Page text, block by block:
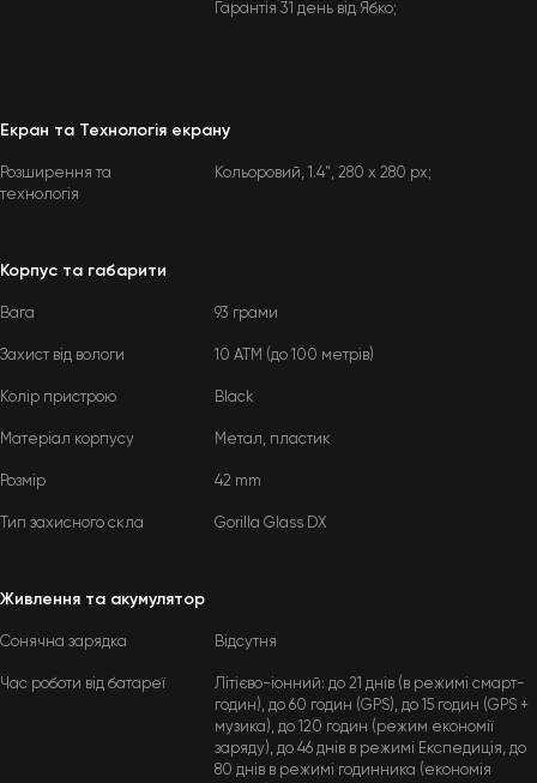
Гарантія 31 день від Ябко;
Екран та Технологія екрану
Розширення та
технологія
Кольоровий, 1.4", 280 x 280 px;
Корпус та габарити
Вага 93 грами
Захист від вологи 10 ATM (до 100 метрів)
Колір пристрою Black
Матеріал корпусу Метал, пластик
Розмір 42 mm
Тип захисного скла Gorilla Glass DX
Живлення та акумулятор
Сонячна зарядка Відсутня
Час роботи від батареї
Літієво-іонний: до 21 днів (в режимі смарт-
годин), до 60 годин (GPS), до 15 годин (GPS +
музика), до 120 годин (режим економії
заряду), до 46 днів в режимі Експедиція, до
80 днів в режимі годинника (економія